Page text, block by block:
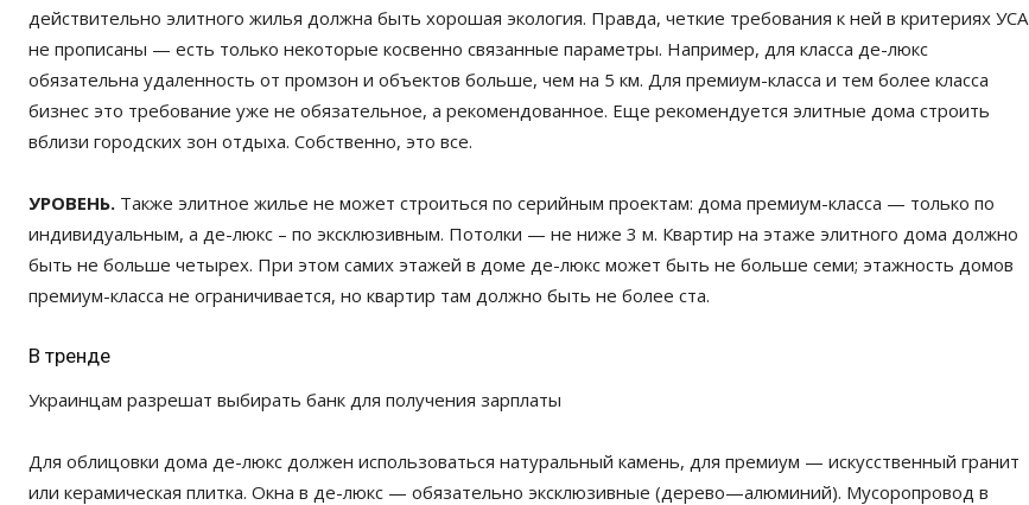
действительно элитного жилья должна быть хорошая экология. Правда, четкие требования к ней в критериях УСА
не прописаны — есть только некоторые косвенно связанные параметры. Например, для класса де-люкс
обязательна удаленность от промзон и объектов больше, чем на 5 км. Для премиум-класса и тем более класса
бизнес это требование уже не обязательное, а рекомендованное. Еще рекомендуется элитные дома строить
вблизи городских зон отдыха. Собственно, это все.
УРОВЕНЬ. Также элитное жилье не может строиться по серийным проектам: дома премиум-класса — только по
индивидуальным, а де-люкс – по эксклюзивным. Потолки — не ниже 3 м. Квартир на этаже элитного дома должно
быть не больше четырех. При этом самих этажей в доме де-люкс может быть не больше семи; этажность домов
премиум-класса не ограничивается, но квартир там должно быть не более ста.
В тренде
Украинцам разрешат выбирать банк для получения зарплаты
Для облицовки дома де-люкс должен использоваться натуральный камень, для премиум — искусственный гранит
или керамическая плитка. Окна в де-люкс — обязательно эксклюзивные (дерево—алюминий). Мусоропровод в